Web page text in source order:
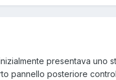
presentava
pannello posteriore